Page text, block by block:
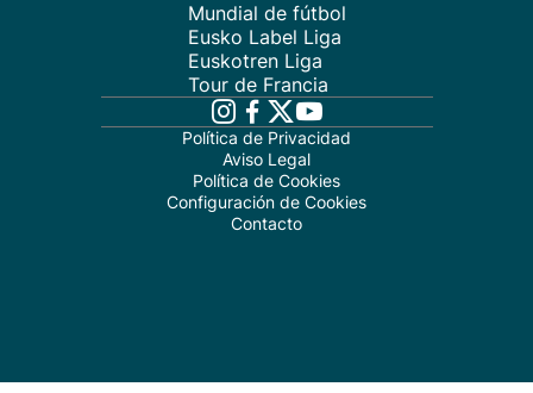
Mundial de fútbol
Eusko Label Liga
Euskotren Liga
Tour de Francia
Política de Privacidad
Aviso Legal
Política de Cookies
Configuración de Cookies
Contacto